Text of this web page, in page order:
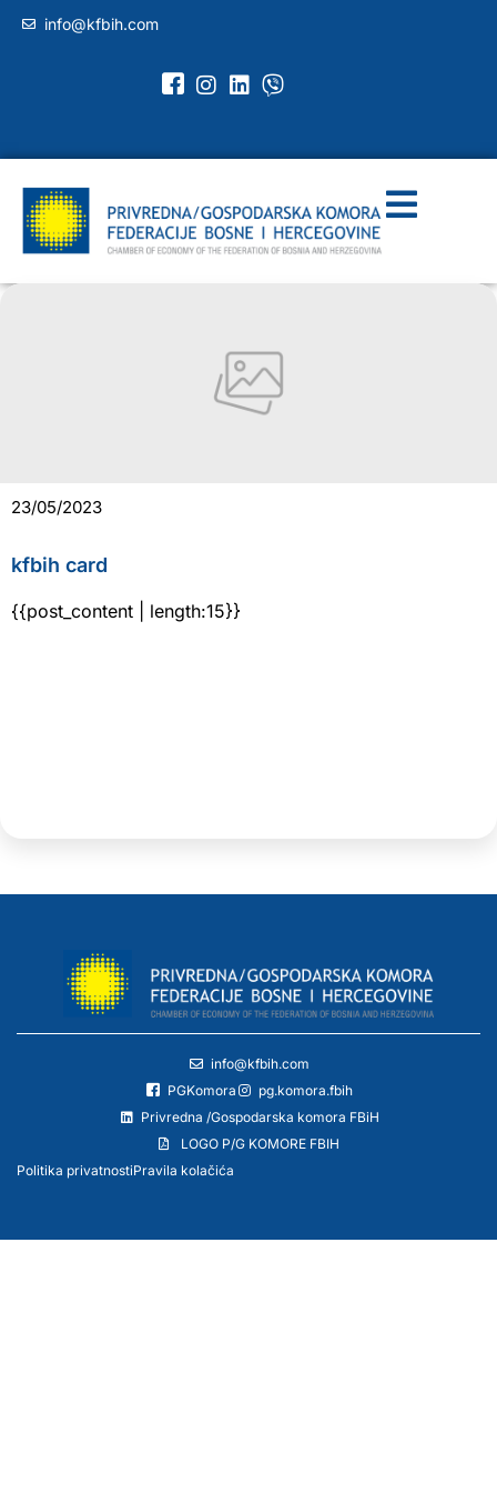
info@kfbih.com
23/05/2023
kfbih card
{{post_content | length:15}}
info@kfbih.com
PGKomora
pg.komora.fbih
Privredna /Gospodarska komora FBiH
LOGO P/G KOMORE FBIH
Politika privatnostiPravila kolačića